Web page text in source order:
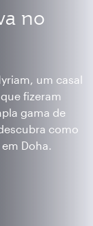
no
um casal
fizeram
gama de
como
Doha.